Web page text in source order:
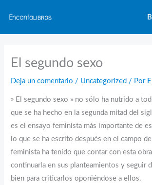
contenido
El segundo sexo
Deja un comentario / Uncategorized / Por
» El segundo sexo » no sólo ha nutrido a
que se ha hecho en la segunda mitad del
es el ensayo feminista más importante de
lo que se ha escrito después en el campo
feminista ha tenido que contar con esta
continuarla en sus planteamientos y seguir
bien para criticarlos oponiéndose a ellos.